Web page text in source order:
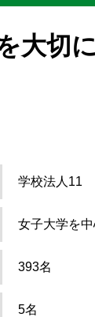
大切
学校法人11
女子大学を
393名
5名